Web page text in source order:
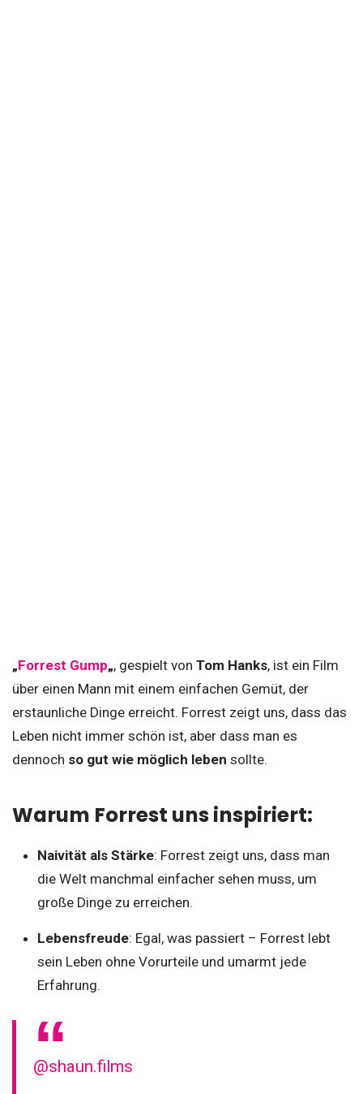
„Forrest Gump„, gespielt von Tom Hanks, ist ein Film
über einen Mann mit einem einfachen Gemüt, der
erstaunliche Dinge erreicht. Forrest zeigt uns, dass das
Leben nicht immer schön ist, aber dass man es
dennoch so gut wie möglich leben sollte.
Warum Forrest uns inspiriert:
Naivität als Stärke: Forrest zeigt uns, dass man
die Welt manchmal einfacher sehen muss, um
große Dinge zu erreichen.
Lebensfreude: Egal, was passiert – Forrest lebt
sein Leben ohne Vorurteile und umarmt jede
Erfahrung.
@shaun.films